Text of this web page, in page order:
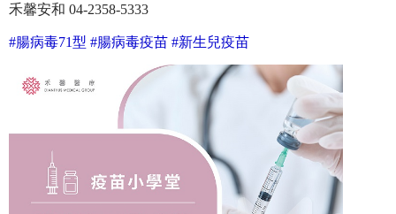
禾馨安和 04-2358-5333
#腸病毒71型 #腸病毒疫苗 #新生兒疫苗